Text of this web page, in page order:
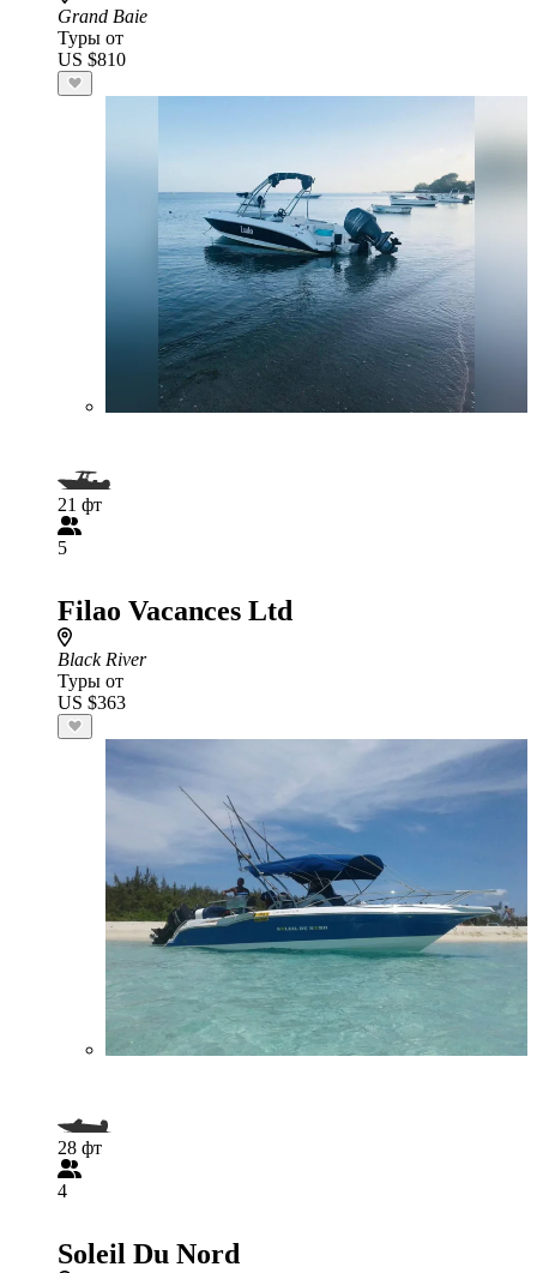
Grand Baie
Туры от
US $810
21 фт
5
Filao Vacances Ltd
Black River
Туры от
US $363
28 фт
4
Soleil Du Nord